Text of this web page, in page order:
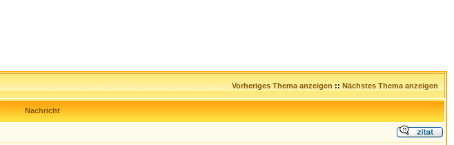
Vorheriges Thema anzeigen :: Nächstes Thema anzeigen
Nachricht